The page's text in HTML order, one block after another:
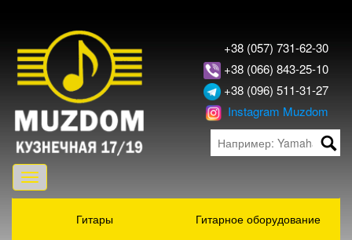
+38 (057) 731-62-30
+38 (066) 843-25-10
+38 (096) 511-31-27
Instagram Muzdom
Toggle
navigation
Гитары
Гитарное оборудование